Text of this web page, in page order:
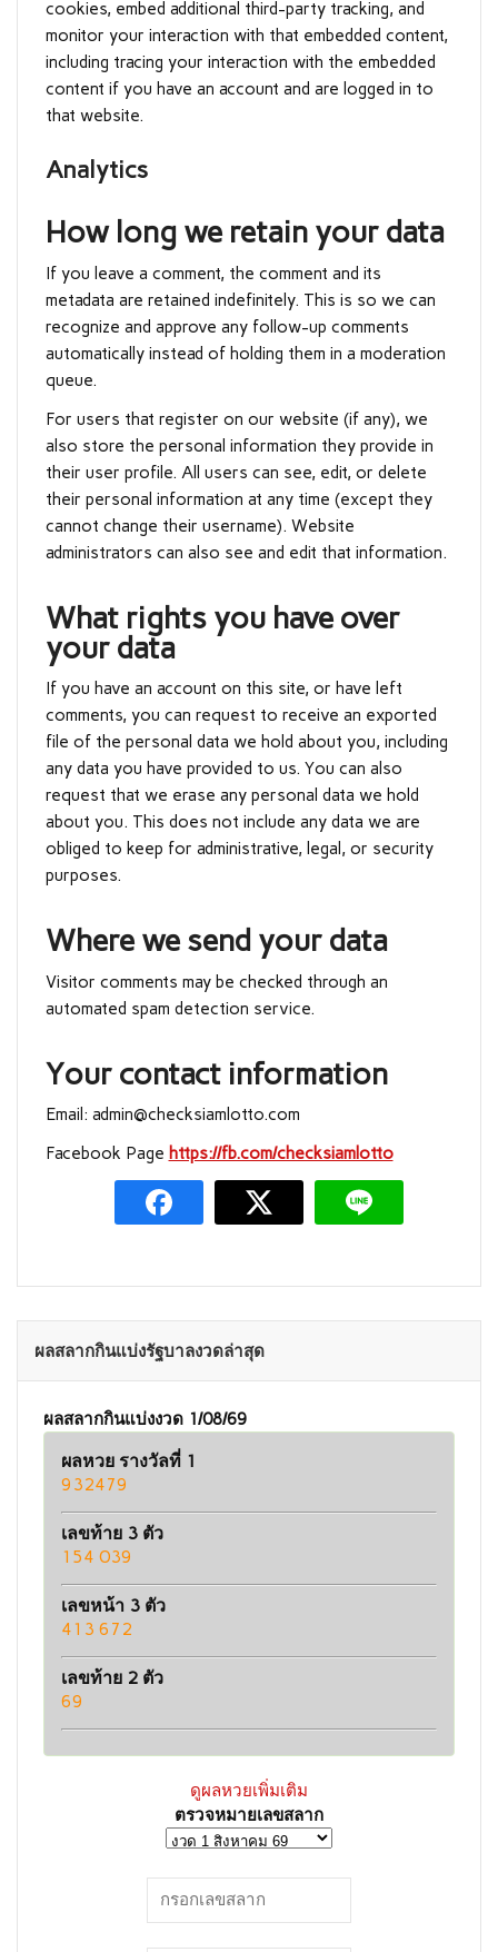
cookies, embed additional third-party tracking, and
monitor your interaction with that embedded content,
including tracing your interaction with the embedded
content if you have an account and are logged in to
that website.
Analytics
How long we retain your data
If you leave a comment, the comment and its
metadata are retained indefinitely. This is so we can
recognize and approve any follow-up comments
automatically instead of holding them in a moderation
queue.
For users that register on our website (if any), we
also store the personal information they provide in
their user profile. All users can see, edit, or delete
their personal information at any time (except they
cannot change their username). Website
administrators can also see and edit that information.
What rights you have over
your data
If you have an account on this site, or have left
comments, you can request to receive an exported
file of the personal data we hold about you, including
any data you have provided to us. You can also
request that we erase any personal data we hold
about you. This does not include any data we are
obliged to keep for administrative, legal, or security
purposes.
Where we send your data
Visitor comments may be checked through an
automated spam detection service.
Your contact information
Email: admin@checksiamlotto.com
Facebook Page https://fb.com/checksiamlotto
ผลสลากกินแบ่งรัฐบาลงวดล่าสุด
ผลสลากกินแบ่งงวด 1/08/69
ผลหวย รางวัลที่ 1
932479
เลขท้าย 3 ตัว
154 039
เลขหน้า 3 ตัว
413 672
เลขท้าย 2 ตัว
69
ดูผลหวยเพิ่มเติม
ตรวจหมายเลขสลาก